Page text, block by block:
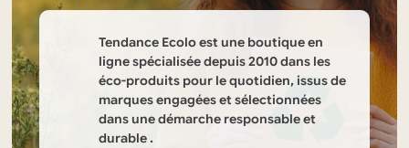
Tendance Ecolo est une boutique en
ligne spécialisée depuis 2010 dans les
éco-produits pour le quotidien, issus de
marques engagées et sélectionnées
dans une démarche responsable et
durable .